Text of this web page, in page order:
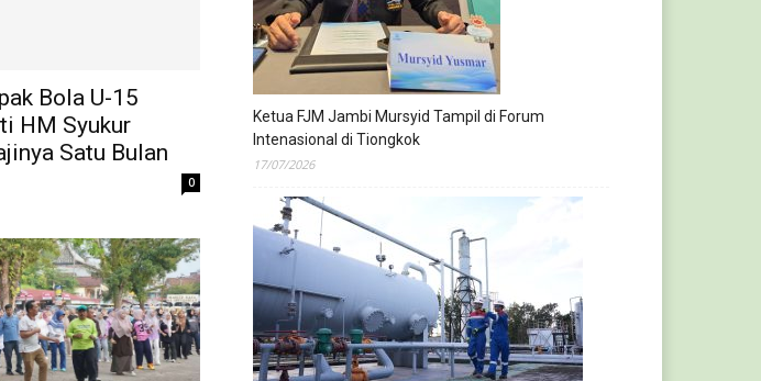
Bola U-15
HM Syukur
Satu Bulan
0
Ketua FJM Jambi Mursyid Tampil di Forum
Intenasional di Tiongkok
17/07/2026